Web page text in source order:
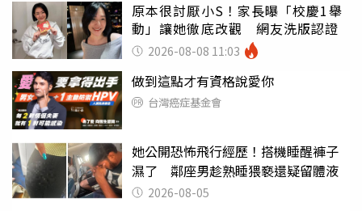
原本很討厭小S！家長曝「校慶1舉
動」讓她徹底改觀 網友洗版認證
2026-08-08 11:03
做到這點才有資格說愛你
台灣癌症基金會
她公開恐怖飛行經歷！搭機睡醒褲子
濕了 鄰座男趁熟睡猥褻還疑留體液
2026-08-05